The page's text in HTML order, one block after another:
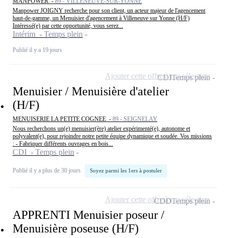
Manpower JOIGNY recherche pour son client, un acteur majeur de l'agencement
haut-de-gamme, un Menuisier d'agencement à Villeneuve sur Yonne (H/F)
Intéressé(e) par cette opportunité, vous serez...
Intérim - Temps plein
Publié il y a 19 jours
Menuisier / Menuisière d'atelier
(H/F)
MENUISERIE LA PETITE COGNEE - 89 - SEIGNELAY
Nous recherchons un(e) menuisier(ère) atelier expérimenté(e), autonome et
polyvalent(e), pour rejoindre notre petite équipe dynamique et soudée. Vos missions
: - Fabriquer différents ouvrages en bois...
CDI - Temps plein
Publié il y a plus de 30 jours Soyez parmi les 1ers à postuler
CDITemps plein
Ajouter cette offre à ma sélection
APPRENTI Menuisier poseur /
Menuisière poseuse (H/F)
CDDTemps plein
Ajouter cette offre à ma sélection